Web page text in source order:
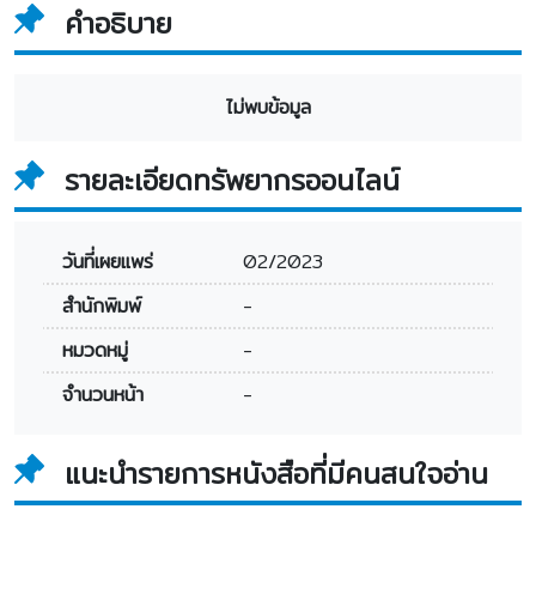
คำอธิบาย
ไม่พบข้อมูล
รายละเอียดทรัพยากรออนไลน์
วันที่เผยแพร่
02/2023
สำนักพิมพ์
-
หมวดหมู่
-
จำนวนหน้า
-
แนะนำรายการหนังสือที่มีคนสนใจอ่าน